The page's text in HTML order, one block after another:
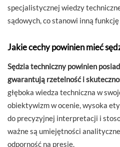
specjalistycznej wiedzy
sądowych, co stanowi inną
Jakie cechy powinien mieć
Sędzia techniczny powinien
gwarantują rzetelność i
głęboka wiedza techniczna w
obiektywizm w ocenie, wysoka
do precyzyjnej interpretacji i
ważne są umiejętności
odporność na presję.